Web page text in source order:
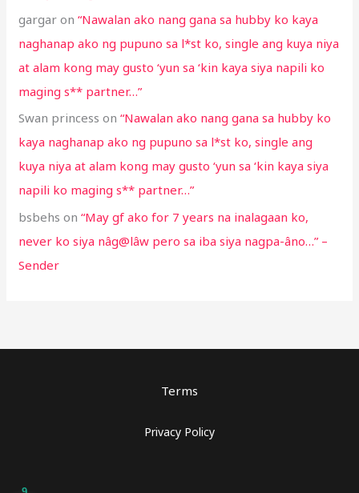
gargar on“Nawalan ako nang gana sa hubby ko kaya
naghanap ako ng pupuno sa l*st ko, single ang kuya niya
at alam kong may gusto ‘yun sa ‘kin kaya siya napili ko
maging s** partner…”
Swan princess on“Nawalan ako nang gana sa hubby ko
kaya naghanap ako ng pupuno sa l*st ko, single ang
kuya niya at alam kong may gusto ‘yun sa ‘kin kaya siya
napili ko maging s** partner…”
bsbehs on“May gf ako for 7 years na inalagaan ko,
never ko siya nâg@lâw pero sa iba siya nagpa-âno…” –
Sender
Terms
Privacy Policy